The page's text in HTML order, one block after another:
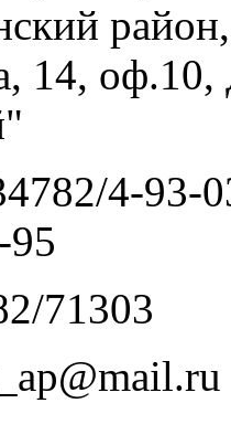
14,
4-93-
95
71303